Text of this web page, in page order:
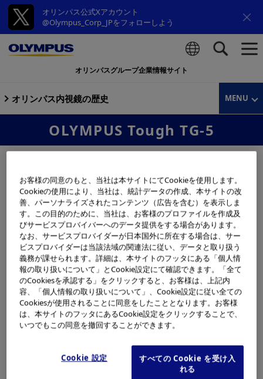
オリンパス公式Xアカウント
@Olympus_Corp_JPをフォローしよう
オリンパスグループ企業情報サイト
オリンパス内視鏡の歴史 MENU
OLYMPUS Tough TG-5
お客様の同意のもと、当社は本サイトにてCookieを使用します。
Cookieの使用により、当社は、統計データの作成、本サイトの改
善、パーソナライズされたコンテンツ（広告を含む）を表示しま
す。この目的のために、当社は、お客様のプロファイルを作成及
びサービスプロバイバーへのデータ提供をする場合があります。
なお、サービスプロバイダーが日本国外に所在する場合は、サー
ビスプロバイダーは当該法域の関連法に従い、データと取り扱う
義務が課せられます。詳細は、本サイトのフッタにある「個人情
報の取り扱いについて」とCookie設定にて確認できます。「全て
のCookiesを承認する」をクリックすると、お客様は、上記内
容、「個人情報の取り扱いについて」、Cookie設定に従い全ての
Cookiesが使用されることに同意をしたこととなります。お客様
は、本サイトのフッタにあるCookie設定をクリックすることで、
いつでもこの同意を撤回することができます。
Cookie 設定
すべての Cookie を受け入
れる